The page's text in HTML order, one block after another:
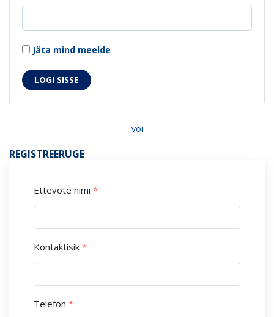
Jäta mind meelde
või
REGISTREERUGE
Ettevõte nimi *
Kontaktisik *
Telefon *